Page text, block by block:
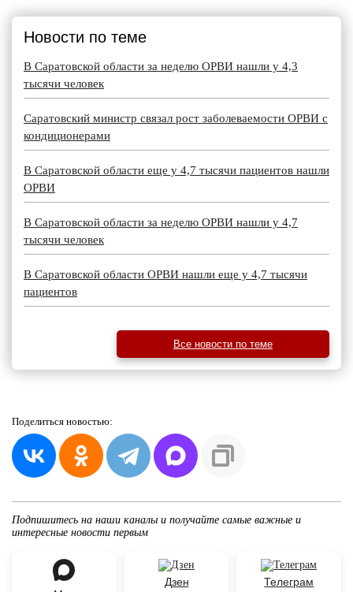
Новости по теме
В Саратовской области за неделю ОРВИ нашли у 4,3
тысячи человек
Саратовский министр связал рост заболеваемости ОРВИ с
кондиционерами
В Саратовской области еще у 4,7 тысячи пациентов нашли
ОРВИ
В Саратовской области за неделю ОРВИ нашли у 4,7
тысячи человек
В Саратовской области ОРВИ нашли еще у 4,7 тысячи
пациентов
Все новости по теме
Поделиться новостью:
Подпишитесь на наши каналы и получайте самые важные и
интересные новости первым
Дзен Телеграм